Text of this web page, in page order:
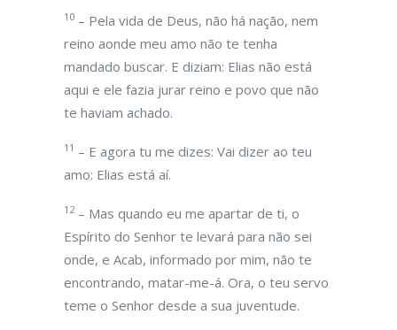
10 – Pela vida de Deus, não há nação, nem
reino aonde meu amo não te tenha
mandado buscar. E diziam: Elias não está
aqui e ele fazia jurar reino e povo que não
te haviam achado.
11 – E agora tu me dizes: Vai dizer ao teu
amo: Elias está aí.
12– Mas quando eu me apartar de ti, o
Espírito do Senhor te levará para não sei
onde, e Acab, informado por mim, não te
encontrando, matar-me-á. Ora, o teu servo
teme o Senhor desde a sua juventude.